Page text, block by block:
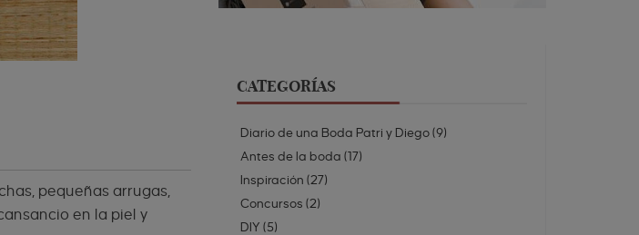
pequeñas arrugas,
en la piel y
CATEGORÍAS
Diario de una Boda Patri y Diego(9)
Antes de la boda (17)
Inspiración (27)
Concursos (2)
DIY (5)